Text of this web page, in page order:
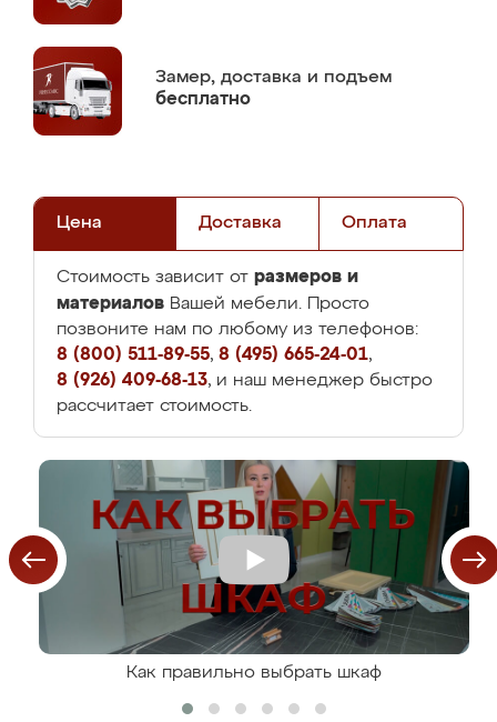
Замер, доставка и подъем
бесплатно
Цена Доставка Оплата
Стоимость зависит от размеров и
материалов Вашей мебели. Просто
позвоните нам по любому из телефонов:
8 (800) 511-89-55, 8 (495) 665-24-01,
8 (926) 409-68-13, и наш менеджер быстро
рассчитает стоимость.
Как правильно выбрать шкаф